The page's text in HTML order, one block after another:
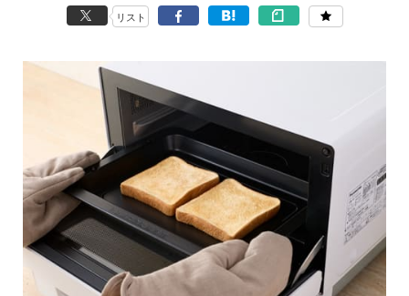
リスト